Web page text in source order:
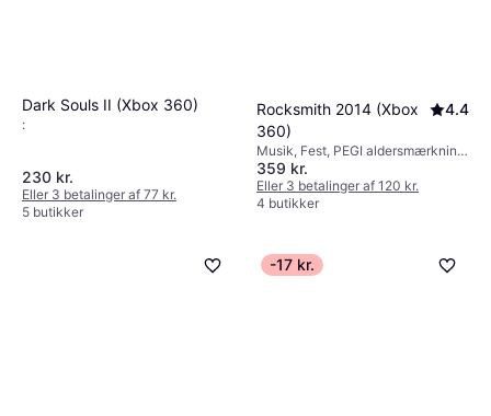
Dark Souls II (Xbox 360)
:
230 kr.
Eller 3 betalinger af 77 kr.
5 butikker
Rocksmith 2014 (Xbox
360)
4.4
Musik, Fest, PEGI aldersmærkning:
12
359 kr.
Eller 3 betalinger af 120 kr.
4 butikker
-17 kr.